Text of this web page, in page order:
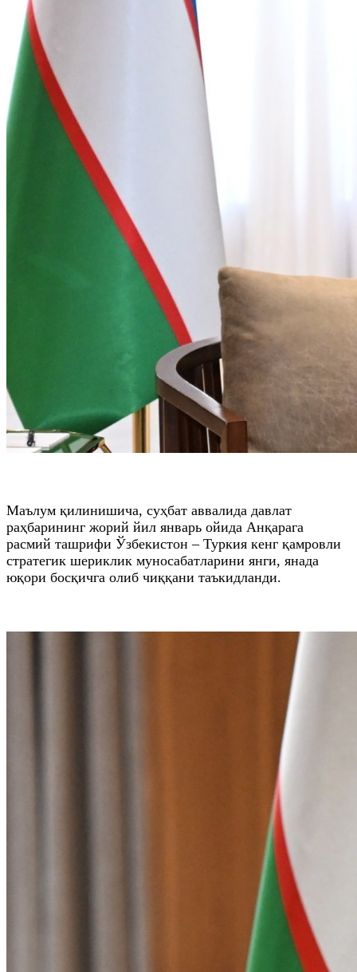
Маълум қилинишича, суҳбат аввалида давлат
раҳбарининг жорий йил январь ойида Анқарага
расмий ташрифи Ўзбекистон – Туркия кенг қамровли
стратегик шериклик муносабатларини янги, янада
юқори босқичга олиб чиққани таъкидланди.